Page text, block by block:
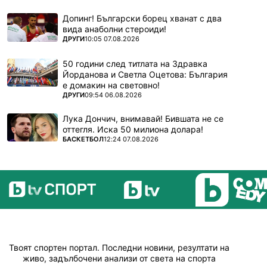
Допинг! Български борец хванат с два
вида анаболни стероиди!
ПОВЕЧЕ ОТ
ДРУГИ10:05 07.08.2026
50 години след титлата на Здравка
Йорданова и Светла Оцетова: България
е домакин на световно!
ПОВЕЧЕ ОТ
ДРУГИ09:54 06.08.2026
Лука Дончич, внимавай! Бившата не се
оттегля. Иска 50 милиона долара!
ПОВЕЧЕ ОТ
БАСКЕТБОЛ12:24 07.08.2026
Твоят спортен портал. Последни новини, резултати на
живо, задълбочени анализи от света на спорта